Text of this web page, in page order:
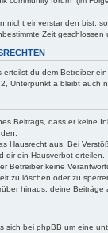
nicht einverstanden bist,
Zeit
erteilst du dem Betreiber
Unterpunkt a bleibt auch
Beitrags, dass er keine
Hausrecht aus. Bei
dir ein Hausverbot erteilen.
Betreiber keine
zu löschen oder zu
hinaus, deine
sich bei phpBB um eine